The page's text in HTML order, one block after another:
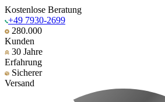
Kostenlose Beratung
+49 7930-2699
280.000
Kunden
30 Jahre
Erfahrung
Sicherer
Versand